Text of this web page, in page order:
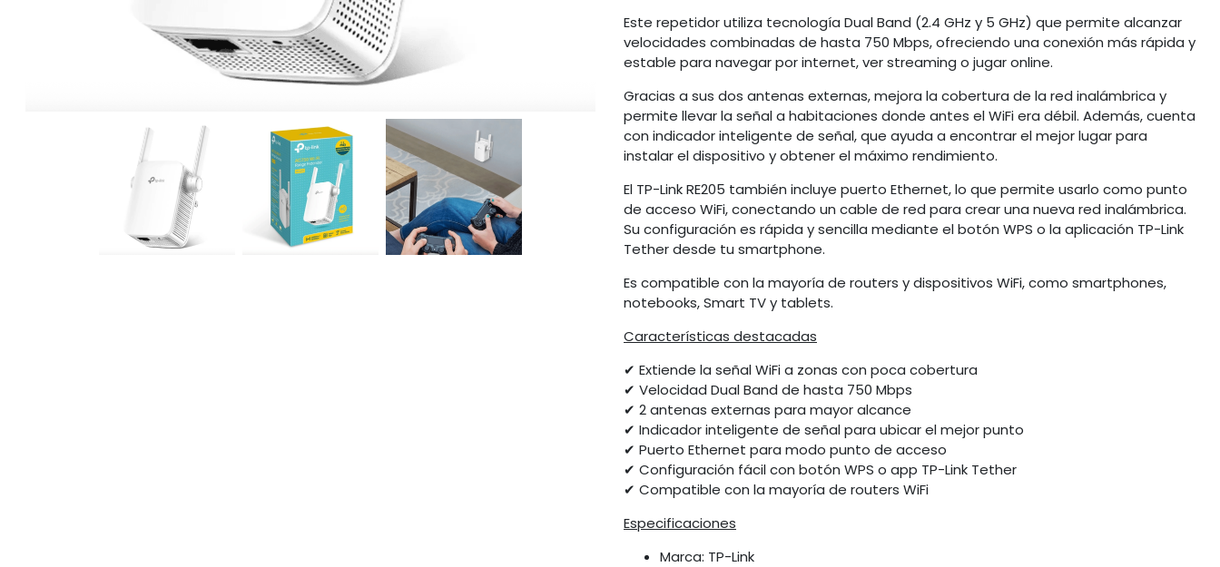
Este repetidor utiliza tecnología Dual Band (2.4 GHz y 5 GHz) que permite alcanzar
velocidades combinadas de hasta 750 Mbps, ofreciendo una conexión más rápida y
estable para navegar por internet, ver streaming o jugar online.
Gracias a sus dos antenas externas, mejora la cobertura de la red inalámbrica y
permite llevar la señal a habitaciones donde antes el WiFi era débil. Además, cuenta
con indicador inteligente de señal, que ayuda a encontrar el mejor lugar para
instalar el dispositivo y obtener el máximo rendimiento.
El TP-Link RE205 también incluye puerto Ethernet, lo que permite usarlo como punto
de acceso WiFi, conectando un cable de red para crear una nueva red inalámbrica.
Su configuración es rápida y sencilla mediante el botón WPS o la aplicación TP-Link
Tether desde tu smartphone.
Es compatible con la mayoría de routers y dispositivos WiFi, como smartphones,
notebooks, Smart TV y tablets.
Características destacadas
✔ Extiende la señal WiFi a zonas con poca cobertura
✔ Velocidad Dual Band de hasta 750 Mbps
✔ 2 antenas externas para mayor alcance
✔ Indicador inteligente de señal para ubicar el mejor punto
✔ Puerto Ethernet para modo punto de acceso
✔ Configuración fácil con botón WPS o app TP-Link Tether
✔ Compatible con la mayoría de routers WiFi
Especificaciones
Marca: TP-Link